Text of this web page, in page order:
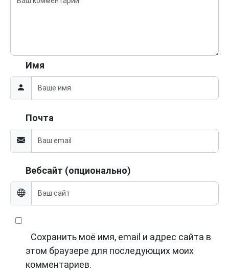
Имя
Почта
Вебсайт (опционально)
Сохранить моё имя, email и адрес сайта в
этом браузере для последующих моих
комментариев.